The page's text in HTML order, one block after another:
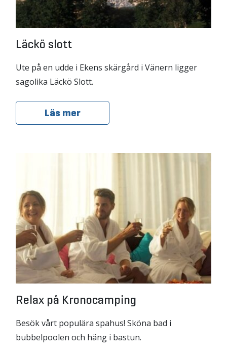
Läckö slott
Ute på en udde i Ekens skärgård i Vänern ligger
sagolika Läckö Slott.
Läs mer
Relax på Kronocamping
Besök vårt populära spahus! Sköna bad i
bubbelpoolen och häng i bastun.